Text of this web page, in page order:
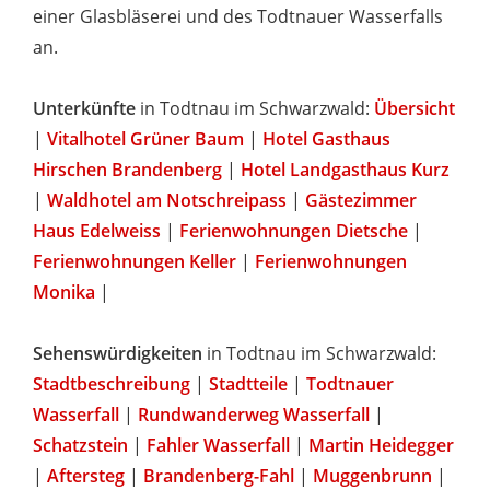
einer Glasbläserei und des Todtnauer Wasserfalls
an.
Unterkünfte in Todtnau im Schwarzwald: Übersicht
| Vitalhotel Grüner Baum | Hotel Gasthaus
Hirschen Brandenberg | Hotel Landgasthaus Kurz
| Waldhotel am Notschreipass | Gästezimmer
Haus Edelweiss | Ferienwohnungen Dietsche |
Ferienwohnungen Keller | Ferienwohnungen
Monika |
Sehenswürdigkeiten in Todtnau im Schwarzwald:
Stadtbeschreibung | Stadtteile | Todtnauer
Wasserfall | Rundwanderweg Wasserfall |
Schatzstein | Fahler Wasserfall | Martin Heidegger
| Aftersteg | Brandenberg-Fahl | Muggenbrunn |